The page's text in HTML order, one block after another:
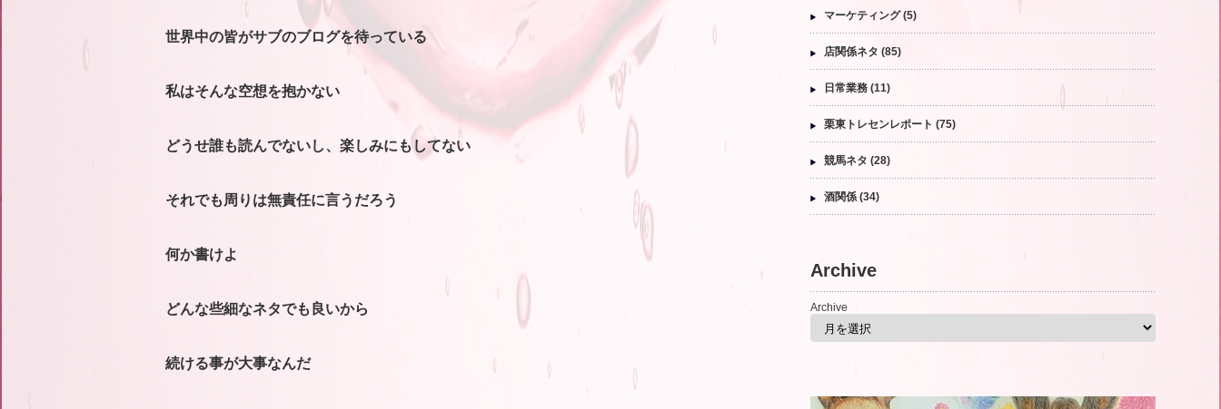
世界中の皆がサブのブログを待っている
私はそんな空想を抱かない
どうせ誰も読んでないし、楽しみにもしてない
それでも周りは無責任に言うだろう
何か書けよ
どんな些細なネタでも良いから
続ける事が大事なんだ
マーケティング(5)
店関係ネタ (85)
日常業務 (11)
栗東トレセンレポート (75)
競馬ネタ (28)
酒関係 (34)
Archive
Archive